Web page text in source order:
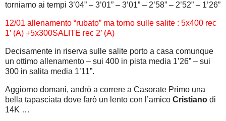
torniamo ai tempi 3’04” – 3’01” – 3’01” – 2’58” – 2’52” – 1’26”
12/01 allenamento “rubato” ma torno sulle salite : 5x400 rec
1’ (A) +5x300SALITE rec 2’ (A)
Decisamente in riserva sulle salite porto a casa comunque
un ottimo allenamento – sui 400 in pista media 1’26” – sui
300 in salita media 1’11”.
Aggiorno domani, andrò a correre a Casorate Primo una
bella tapasciata dove farò un lento con l’amico Cristiano di
14K …